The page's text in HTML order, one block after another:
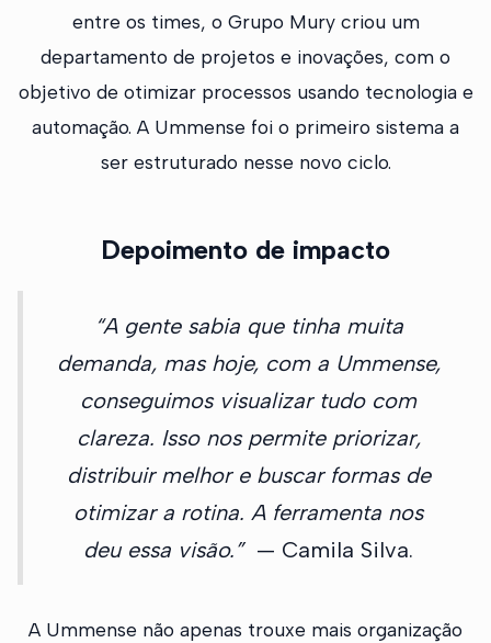
entre os times, o Grupo Mury criou um
departamento de projetos e inovações, com o
objetivo de otimizar processos usando tecnologia e
automação. A Ummense foi o primeiro sistema a
ser estruturado nesse novo ciclo.
Depoimento de impacto
“A gente sabia que tinha muita
demanda, mas hoje, com a Ummense,
conseguimos visualizar tudo com
clareza. Isso nos permite priorizar,
distribuir melhor e buscar formas de
otimizar a rotina. A ferramenta nos
deu essa visão.”— Camila Silva.
A Ummense não apenas trouxe mais organização